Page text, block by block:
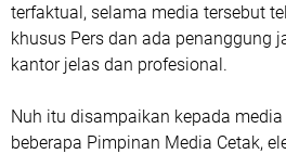
terfaktual, selama media tersebut
khusus Pers dan ada penanggung
kantor jelas dan profesional.
Nuh itu disampaikan kepada
beberapa Pimpinan Media Cetak,